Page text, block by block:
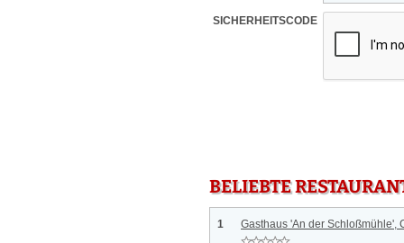
SICHERHEITSCODE
BELIEBTE
1 Gasthaus 'An der Schloßmühle',